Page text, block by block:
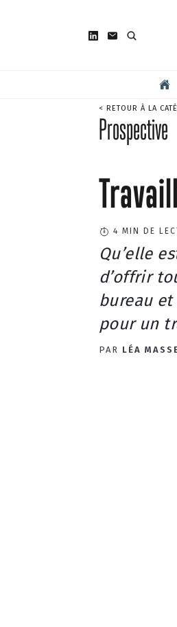
< RETOUR À LA
Prospective
4 MIN DE
Qu’elle
d’offrir
bureau
pour un
PAR LÉA